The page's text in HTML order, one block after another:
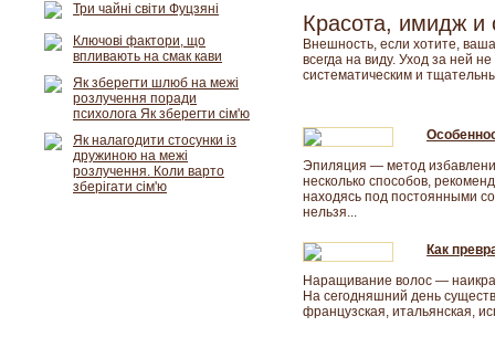
Красота, имидж и
Внешность, если хотите,
всегда на виду. Уход за ней
систематическим и
Эпиляция — метод
несколько способов,
находясь под постоянными
нельзя...
Как
Наращивание волос —
На сегодняшний день
французская, итальянская,
Три чайні світи Фуцзяні
Ключові фактори, що
впливають на смак кави
Як зберегти шлюб на межі
розлучення поради
психолога Як зберегти сім'ю
Як налагодити стосунки із
дружиною на межі
розлучення. Коли варто
зберігати сім'ю